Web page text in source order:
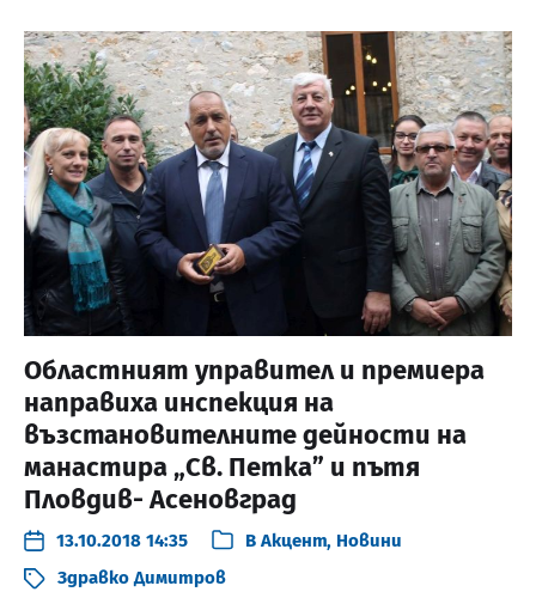
Областният управител и премиера
направиха инспекция на
възстановителните дейности на
манастира „Св. Петка” и пътя
Пловдив- Асеновград
13.10.2018 14:35 В Акцент, Новини
Здравко Димитров